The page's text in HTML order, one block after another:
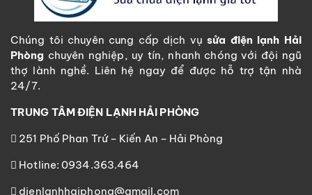
Chúng tôi chuyên cung cấp dịch vụsửa điện lạnh Hải
Phòng chuyên nghiệp, uy tín, nhanh chóng với đội ngũ
thợ lành nghề. Liên hệ ngay để được hỗ trợ tận nhà
24/7.
TRUNG TÂM ĐIỆN LẠNH HẢI PHÒNG
251 Phố Phan Trứ – Kiến An – Hải Phòng
Hotline: 0934.363.464
dienlanhhaiphong@gmail.com